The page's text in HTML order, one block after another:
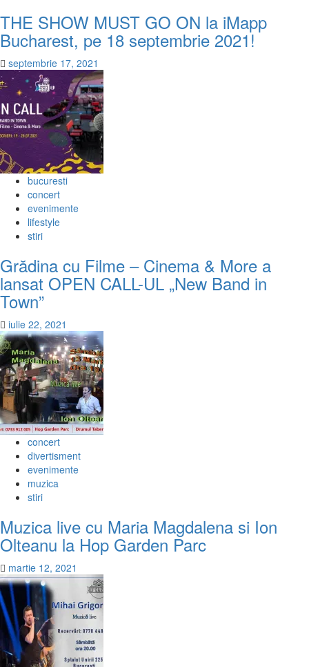
THE SHOW MUST GO ON la iMapp
Bucharest, pe 18 septembrie 2021!
septembrie 17, 2021
bucuresti
concert
evenimente
lifestyle
stiri
Grădina cu Filme – Cinema & More a
lansat OPEN CALL-UL „New Band in
Town”
iulie 22, 2021
concert
divertisment
evenimente
muzica
stiri
Muzica live cu Maria Magdalena si Ion
Olteanu la Hop Garden Parc
martie 12, 2021